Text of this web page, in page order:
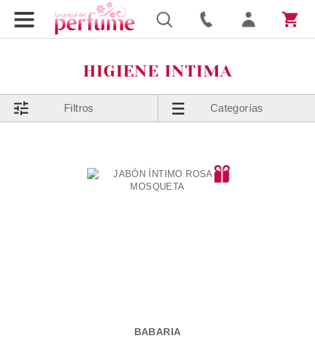
HIGIENE INTIMA
Filtros Categorías
BABARIA